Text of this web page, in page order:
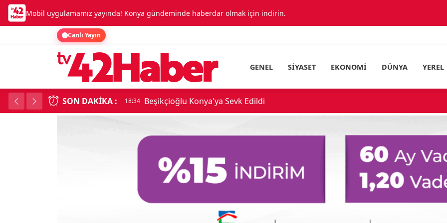
Mobil uygulamamız yayında! Konya gündeminde haberdar olmak için indirin.
Canlı Yayın
GENEL SIYASET EKONOMI DÜNYA YEREL
SON DAKIKA : 18:34 Beşikçioğlu Konya'ya Sevk Edildi